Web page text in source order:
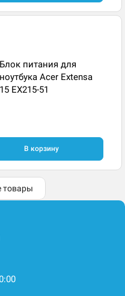
Блок питания для
ноутбука Acer Extensa
15 EX215-51
В корзину
товары